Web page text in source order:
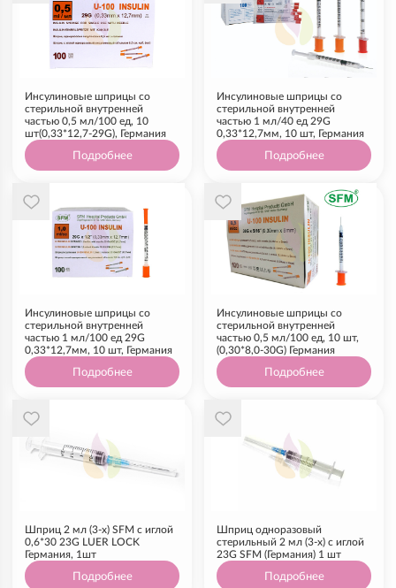
Инсулиновые шприцы со
стерильной внутренней
частью 0,5 мл/100 ед, 10
шт(0,33*12,7-29G), Германия
Подробнее
Инсулиновые шприцы со
стерильной внутренней
частью 1 мл/40 ед 29G
0,33*12,7мм, 10 шт, Германия
Подробнее
Инсулиновые шприцы со
стерильной внутренней
частью 1 мл/100 ед 29G
0,33*12,7мм, 10 шт, Германия
Подробнее
Инсулиновые шприцы со
стерильной внутренней
частью 0,5 мл/100 ед, 10 шт,
(0,30*8,0-30G) Германия
Подробнее
Шприц 2 мл (3-х) SFM с иглой
0,6*30 23G LUER LOCK
Германия, 1шт
Подробнее
Шприц одноразовый
стерильный 2 мл (3-х) с иглой
23G SFM (Германия) 1 шт
Подробнее